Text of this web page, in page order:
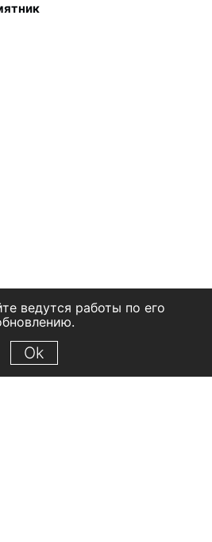
ведутся работы по его
Ok